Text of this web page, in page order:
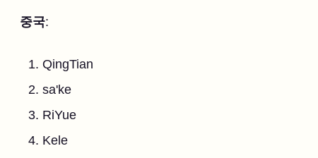
중국:
QingTian
sa'ke
RiYue
Kele